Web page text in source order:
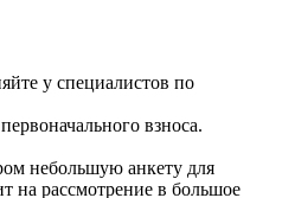
у специалистов по
взноса.
небольшую анкету для
на рассмотрение в большое